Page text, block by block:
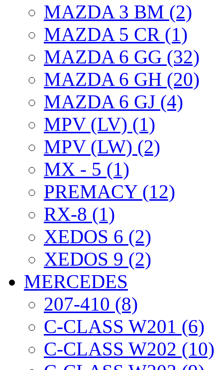
MAZDA 3 BM (2)
MAZDA 5 CR (1)
MAZDA 6 GG (32)
MAZDA 6 GH (20)
MAZDA 6 GJ (4)
MPV (LV) (1)
MPV (LW) (2)
MX - 5 (1)
PREMACY (12)
RX-8 (1)
XEDOS 6 (2)
XEDOS 9 (2)
MERCEDES
207-410 (8)
C-CLASS W201 (6)
C-CLASS W202 (10)